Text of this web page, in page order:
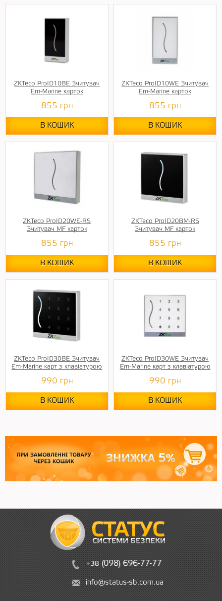
ZKTeco ProID10BE Зчитувач
Em-Marine карток
855 грн
В КОШИК
ZKTeco ProID10WE Зчитувач
Em-Marine карток
855 грн
В КОШИК
ZKTeco ProID20WE-RS
Зчитувач MF карток
855 грн
В КОШИК
ZKTeco ProID20BM-RS
Зчитувач MF карток
855 грн
В КОШИК
ZKTeco ProID30BE Зчитувач
Em-Marine карт з клавіатурою
990 грн
В КОШИК
ZKTeco ProID30WE Зчитувач
Em-Marine карт з клавіатурою
990 грн
В КОШИК
+38(098)696-77-77
info@status-sb.com.ua